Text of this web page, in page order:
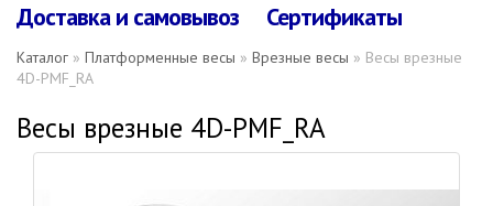
Доставка и самовывоз
Сертификаты
Каталог » Платформенные весы » Врезные весы » Весы врезные
4D-PMF_RA
Весы врезные 4D-PMF_RA